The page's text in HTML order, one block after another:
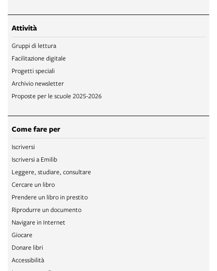
Attività
Gruppi di lettura
Facilitazione digitale
Progetti speciali
Archivio newsletter
Proposte per le scuole 2025-2026
Come fare per
Iscriversi
Iscriversi a Emilib
Leggere, studiare, consultare
Cercare un libro
Prendere un libro in prestito
Riprodurre un documento
Navigare in Internet
Giocare
Donare libri
Accessibilità